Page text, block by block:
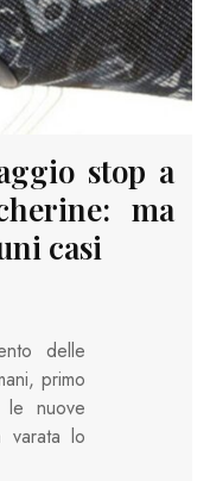
stop a
ma
casi
delle
primo
le nuove
varata lo